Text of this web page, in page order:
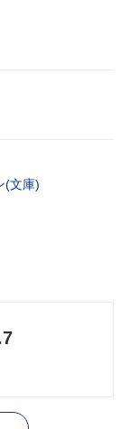
(文庫)